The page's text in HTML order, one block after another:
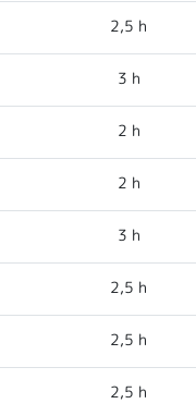
2,5 h
3 h
2 h
2 h
3 h
2,5 h
2,5 h
2,5 h